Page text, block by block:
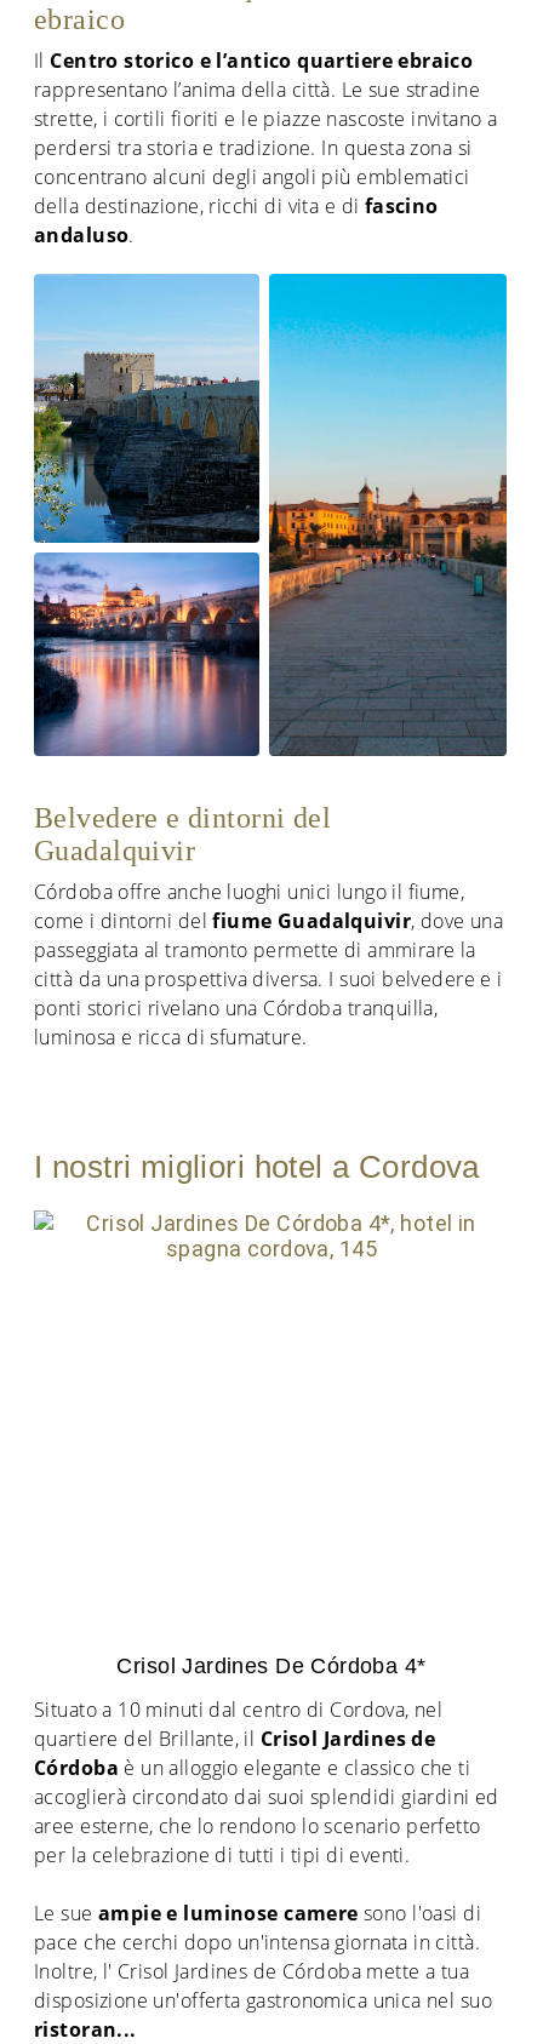
ebraico
Il Centro storico e l’antico quartiere ebraico
rappresentano l’anima della città. Le sue stradine
strette, i cortili fioriti e le piazze nascoste invitano a
perdersi tra storia e tradizione. In questa zona si
concentrano alcuni degli angoli più emblematici
della destinazione, ricchi di vita e di fascino
andaluso.
Belvedere e dintorni del
Guadalquivir
Córdoba offre anche luoghi unici lungo il fiume,
come i dintorni delfiume Guadalquivir, dove una
passeggiata al tramonto permette di ammirare la
città da una prospettiva diversa. I suoi belvedere e i
ponti storici rivelano una Córdoba tranquilla,
luminosa e ricca di sfumature.
I nostri migliori hotel a Cordova
Crisol Jardines De Córdoba 4*
Situato a 10 minuti dal centro di Cordova, nel
quartiere del Brillante, il Crisol Jardines de
Córdoba è un alloggio elegante e classico che ti
accoglierà circondato dai suoi splendidi giardini ed
aree esterne, che lo rendono lo scenario perfetto
per la celebrazione di tutti i tipi di eventi.
Le sue ampie e luminose camere sono l'oasi di
pace che cerchi dopo un'intensa giornata in città.
Inoltre, l' Crisol Jardines de Córdoba mette a tua
disposizione un'offerta gastronomica unica nel suo
ristoran...